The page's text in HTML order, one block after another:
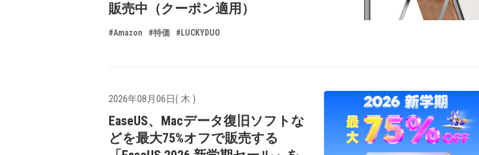
販売中（クーポン適用）
#Amazon #特価 #LUCKYDUO
2026年08月06日( 木 )
EaseUS、Macデータ復旧ソフトな
どを最大75%オフで販売する